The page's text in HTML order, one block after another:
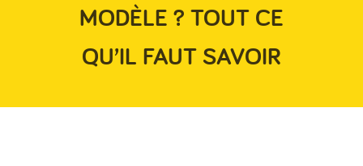
MODÈLE ? TOUT CE
QU’IL FAUT SAVOIR